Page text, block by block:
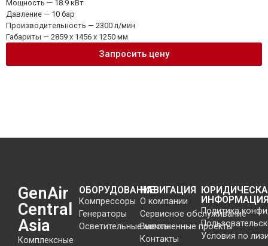
Мощность — 18.9 кВт
Давление — 10 бар
Производительность — 2300 л/мин
Габариты — 2859 x 1456 x 1250 мм
Запросить цену
GenAir
Central
Asia
Комплексные
ОБОРУДОВАНИЕ
Компрессоры
Генераторы
Осветительные мачты
НАВИГАЦИЯ
О компании
Сервисное обслуживание
Выполненные проекты
Контакты
Политика
Условия по